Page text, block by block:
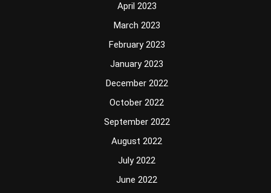
April 2023
March 2023
February 2023
January 2023
December 2022
October 2022
September 2022
August 2022
July 2022
June 2022